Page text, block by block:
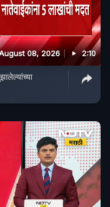
08, 2026 2:10